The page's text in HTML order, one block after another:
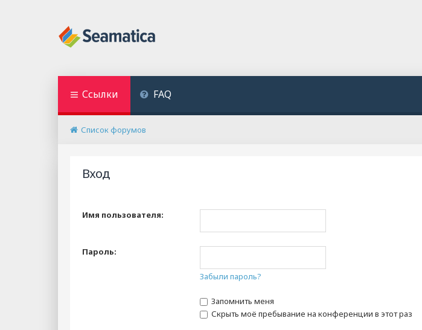
Ссылки FAQ
Список форумов
Вход
Имя пользователя:
Пароль:
Забыли пароль?
Запомнить меня
Скрыть моё пребывание на конференции в этот раз